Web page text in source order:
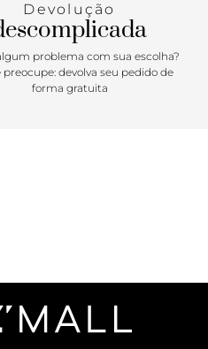
Devolução
problema com sua escolha?
preocupe: devolva seu pedido de
forma gratuita